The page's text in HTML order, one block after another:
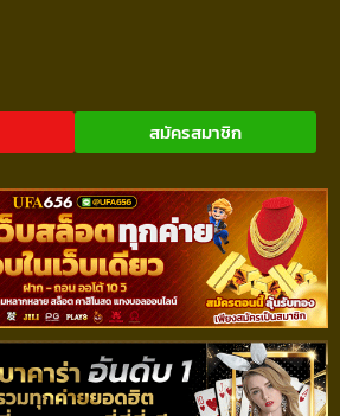
สมัครสมาชิก